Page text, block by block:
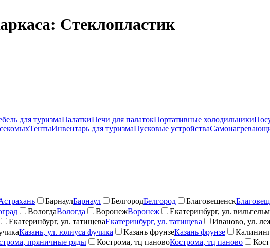
Стеклопластик
для туризмаПалаткиПечи для палатокПортативные холодильники
ТентыИнвентарь для туризмаПусковые устройства
БарнаулБарнаул БелгородБелгород Благовещенск
ВологдаВологда ВоронежВоронеж Екатеринбург, ул.
Екатеринбург, ул. татищеваЕкатеринбург, ул. татищева Иваново, ул.
Казань, ул. юлиуса фучика Казань фрунзеКазань фрунзе
пряничные ряды Кострома, тц пановоКострома, тц паново